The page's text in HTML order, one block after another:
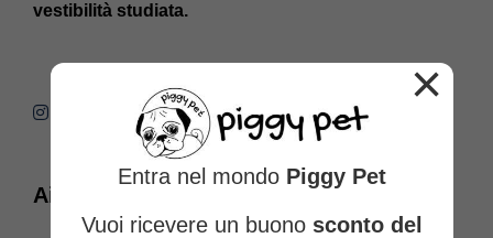
vestibilità studiata.
Aiuto e contatti
×
Entra nel mondo Piggy Pet
Vuoi ricevere un buono sconto del